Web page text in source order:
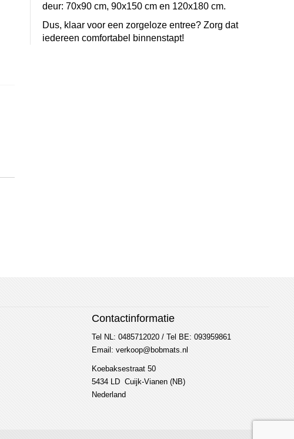
deur: 70x90 cm, 90x150 cm en 120x180 cm.
Dus, klaar voor een zorgeloze entree? Zorg dat
iedereen comfortabel binnenstapt!
Contactinformatie
Tel NL: 0485712020 / Tel BE: 093959861
Email: verkoop@bobmats.nl
Koebaksestraat 50
5434 LD Cuijk-Vianen (NB)
Nederland